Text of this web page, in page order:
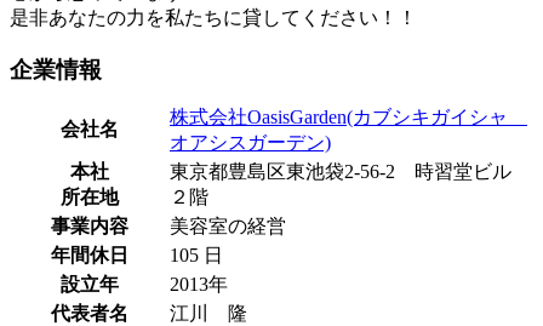
是非あなたの力を私たちに貸してください！！
企業情報
会社名
株式会社OasisGarden(カブシキガイシャ
オアシスガーデン)
本社
所在地
東京都豊島区東池袋2-56-2 時習堂ビル
２階
事業内容
美容室の経営
年間休日
105 日
設立年
2013年
代表者名
江川 隆